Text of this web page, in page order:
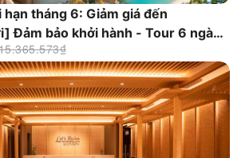
hạn tháng 6: Giảm giá đến
Đảm bảo khởi hành - Tour 6 ngày
| Tận hưởng chỗ ngồi hạng
trại hươu cao cổ + Làng chài +
sắt | Bao gồm 60 phút massage
+ 120 phút massage Thái
thỏa thích sầu riêng và trái cây
buffet hải sản nướng BBQ | Lưu trú
₫